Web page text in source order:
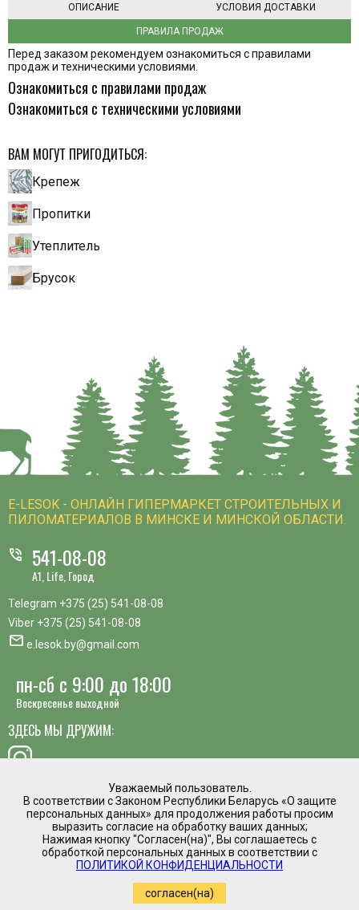
Уважаемый пользователь.
В соответствии с Законом Республики Беларусь «О защите
персональных данных» для продолжения работы просим
выразить согласие на обработку ваших данных;
Нажимая кнопку "Согласен(на)", Вы соглашаетесь с
обработкой персональных данных в соответствии с
ПОЛИТИКОЙ КОНФИДЕНЦИАЛЬНОСТИ
согласен(на)
ПРАВИЛА ПРОДАЖ
ОПИСАНИЕ УСЛОВИЯ ДОСТАВКИ
Перед заказом рекомендуем ознакомиться с правилами
продаж и техническими условиями.
Ознакомиться с правилами продаж
Ознакомиться с техническими условиями
ВАМ МОГУТ ПРИГОДИТЬСЯ:
Крепеж
Пропитки
Утеплитель
Брусок
E-LESOK - ОНЛАЙН ГИПЕРМАРКЕТ СТРОИТЕЛЬНЫХ И
ПИЛОМАТЕРИАЛОВ В МИНСКЕ И МИНСКОЙ ОБЛАСТИ.
phone_in_talk 541-08-08
A1, Life, Город
Telegram +375 (25) 541-08-08
Viber +375 (25) 541-08-08
mail e.lesok.by@gmail.com
пн-сб с 9:00 до 18:00
Воскресенье выходной
ЗДЕСЬ МЫ ДРУЖИМ:
хотите предложить идею, похвалить сотрудника или
пожаловаться?
Написать директору
Интернет магазин временно приостановил